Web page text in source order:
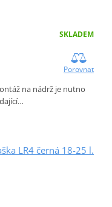
SKLADEM
Porovnat
na nádrž je nutno
LR4 černá 18-25 l.